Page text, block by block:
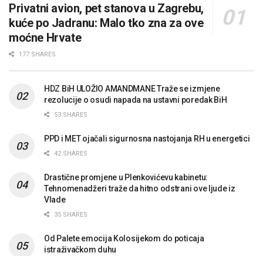
Privatni avion, pet stanova u Zagrebu,
kuće po Jadranu: Malo tko zna za ove
moćne Hrvate
177 SHARES
HDZ BiH ULOŽIO AMANDMANE Traže se izmjene
rezolucije o osudi napada na ustavni poredak BiH
53 SHARES
PPD i MET ojačali sigurnosna nastojanja RH u energetici
42 SHARES
Drastične promjene u Plenkovićevu kabinetu:
Tehnomenadžeri traže da hitno odstrani ove ljude iz
Vlade
35 SHARES
Od Palete emocija Kolosijekom do poticaja
istraživačkom duhu